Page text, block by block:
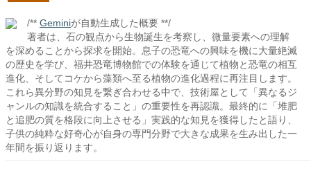
/** Geminiが自動生成した概要 **/
著者は、石の観点から生物誕生を考察し、微量要素への理解
を深めることから探求を開始。息子の恐竜への興味を機に大量絶滅
の歴史を学び、福井恐竜博物館での体験を通じて植物と恐竜の相互
進化、そしてコケから藻類へ至る植物の進化過程に再注目します。
これら異分野の知見を繋ぎ合わせる中で、技術屋として「異なるジ
ャンルの知識を統合すること」の重要性を再認識。最終的に「堆肥
と追肥の質を格段に向上させる」実践的な知見を獲得したと語り、
子供の純粋な好奇心が自身の専門分野で大きな成果を生み出した一
年間を振り返ります。